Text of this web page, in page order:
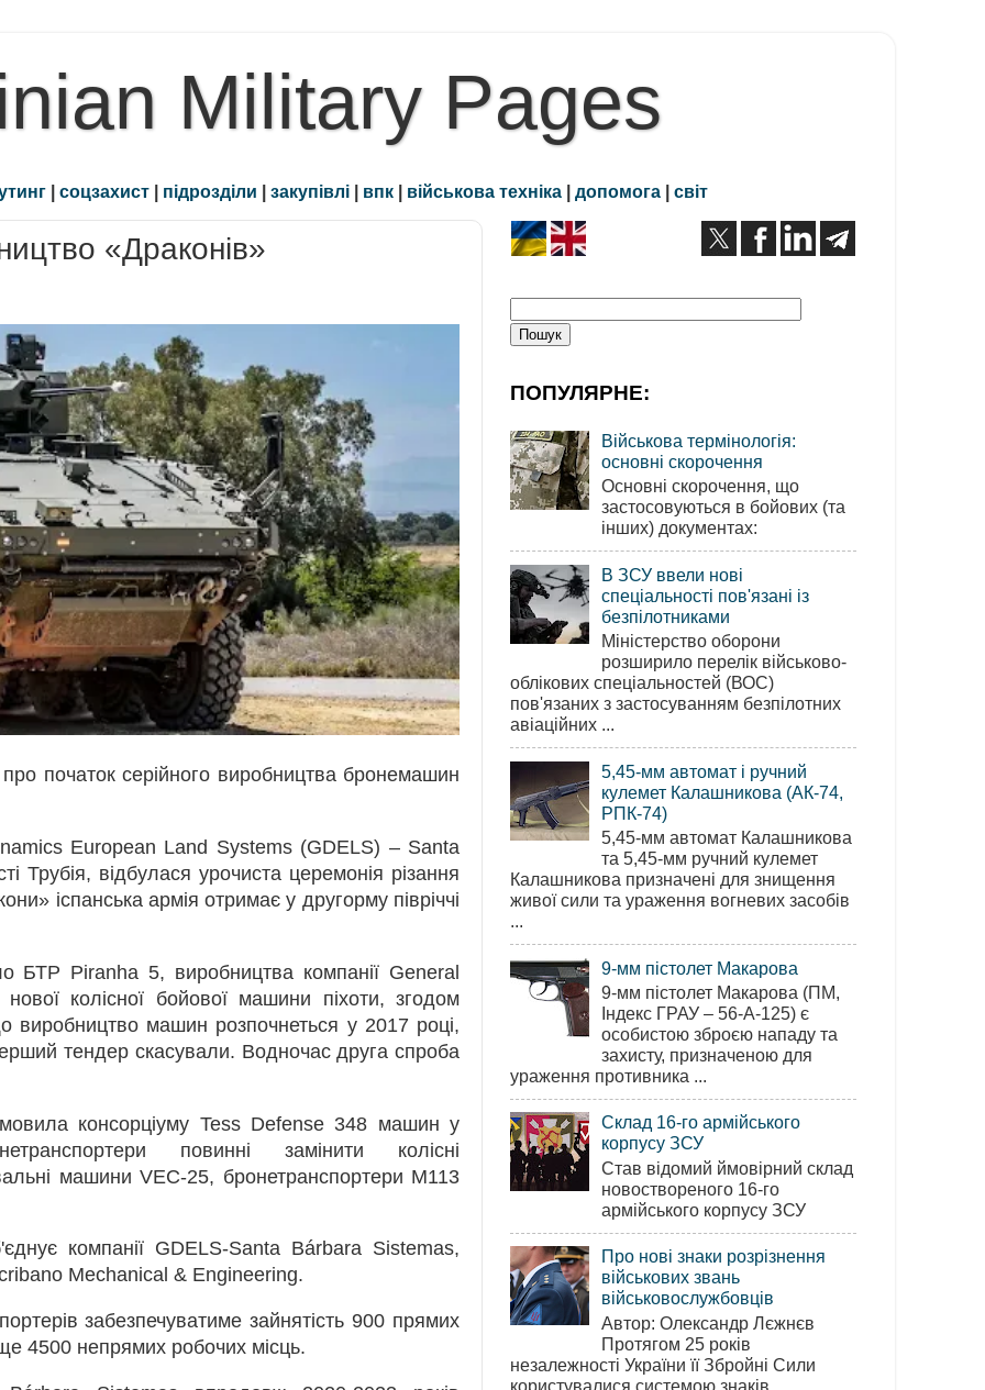
Military Pages
| соцзахист | підрозділи | закупівлі | впк | військова техніка | допомога | світ
«Драконів»
початок серійного виробництва бронемашин
European Land Systems (GDELS) – Santa
Трубія, відбулася урочиста церемонія різання
іспанська армія отримає у другорму півріччі
БТР Piranha 5, виробництва компанії General
колісної бойової машини піхоти, згодом
виробництво машин розпочнеться у 2017 році,
тендер скасували. Водночас друга спроба
консорціуму Tess Defense 348 машин у
повинні замінити колісні
машини VEC-25, бронетранспортери M113
компанії GDELS-Santa Bárbara Sistemas,
Mechanical & Engineering.
забезпечуватиме зайнятість 900 прямих
4500 непрямих робочих місць.
ПОПУЛЯРНЕ:
Військова термінологія:
основні скорочення
Основні скорочення, що
застосовуються в бойових (та
інших) документах:
В ЗСУ ввели нові
спеціальності пов'язані із
безпілотниками
Міністерство оборони
розширило перелік військово-
облікових спеціальностей (ВОС)
пов'язаних з застосуванням безпілотних
авіаційних ...
5,45-мм автомат і ручний
кулемет Калашникова (АК-74,
РПК-74)
5,45-мм автомат Калашникова
та 5,45-мм ручний кулемет
Калашникова призначені для знищення
живої сили та ураження вогневих засобів
...
9-мм пістолет Макарова
9-мм пістолет Макарова (ПМ,
Індекс ГРАУ – 56-А-125) є
особистою зброєю нападу та
захисту, призначеною для
ураження противника ...
Склад 16-го армійського
корпусу ЗСУ
Став відомий ймовірний склад
новоствореного 16-го
армійського корпусу ЗСУ
Про нові знаки розрізнення
військових звань
військовослужбовців
Автор: Олександр Лєжнєв
Протягом 25 років
незалежності України її Збройні Сили
користувалися системою знаків